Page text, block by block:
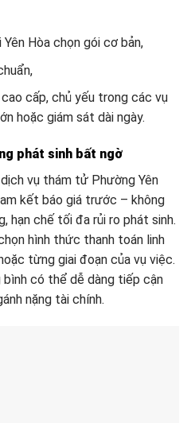
Hòa chọn gói cơ bản,
cấp, chủ yếu trong các vụ
hoặc giám sát dài ngày.
phát sinh bất ngờ
vụ thám tử Phường Yên
kết báo giá trước – không
hạn chế tối đa rủi ro phát sinh.
hình thức thanh toán linh
từng giai đoạn của vụ việc.
có thể dễ dàng tiếp cận
nặng tài chính.